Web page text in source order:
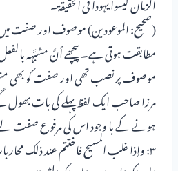
(صحیح: الموعودین) موصوف اور صفت
مطابقت ہوتی ہے۔ پیچھے أنَّ مشبَّہہ
موصوف پر نصب تھی اور صفت کو بھی
مرزا صاحب ایک لفظ پہلے کی بات
ہونے کے با وجود اس کی مرفوع صفت
۳: وإذا غلب المسیح فاختتم عند ذلک